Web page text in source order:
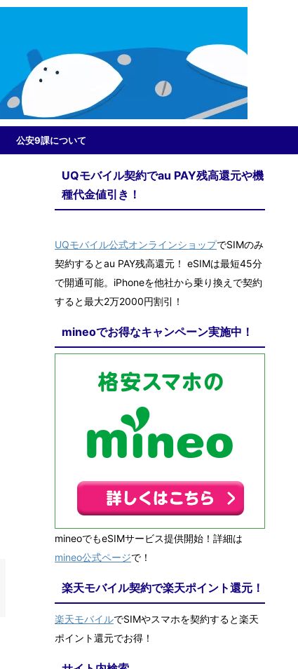
公安9課について
UQモバイル契約でau PAY残高還元や機
種代金値引き！
UQモバイル公式オンラインショップでSIMのみ
契約するとau PAY残高還元！ eSIMは最短45分
で開通可能。iPhoneを他社から乗り換えで契約
すると最大2万2000円割引！
mineoでお得なキャンペーン実施中！
mineoでもeSIMサービス提供開始！詳細は
mineo公式ページで！
楽天モバイル契約で楽天ポイント還元！
楽天モバイルでSIMやスマホを契約すると楽天
ポイント還元でお得！